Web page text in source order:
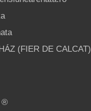
(FIER DE CALCAT)
®